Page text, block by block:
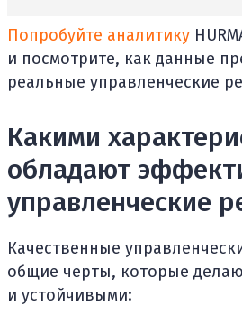
Попробуйте аналитику
и посмотрите, как данные
реальные управленческие
Какими
обладают
управленческие
Качественные
общие черты, которые
и устойчивыми: